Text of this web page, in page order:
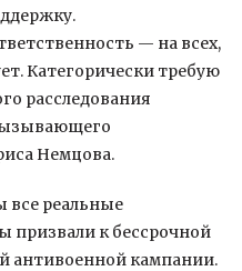
— на всех,
Категорически требую
расследования
Немцова.
реальные
призвали к бессрочной
антивоенной кампании.